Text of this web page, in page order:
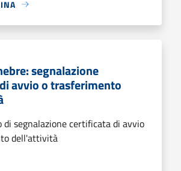
segnalazione
avvio o trasferimento
di segnalazione certificata di avvio
dell'attività